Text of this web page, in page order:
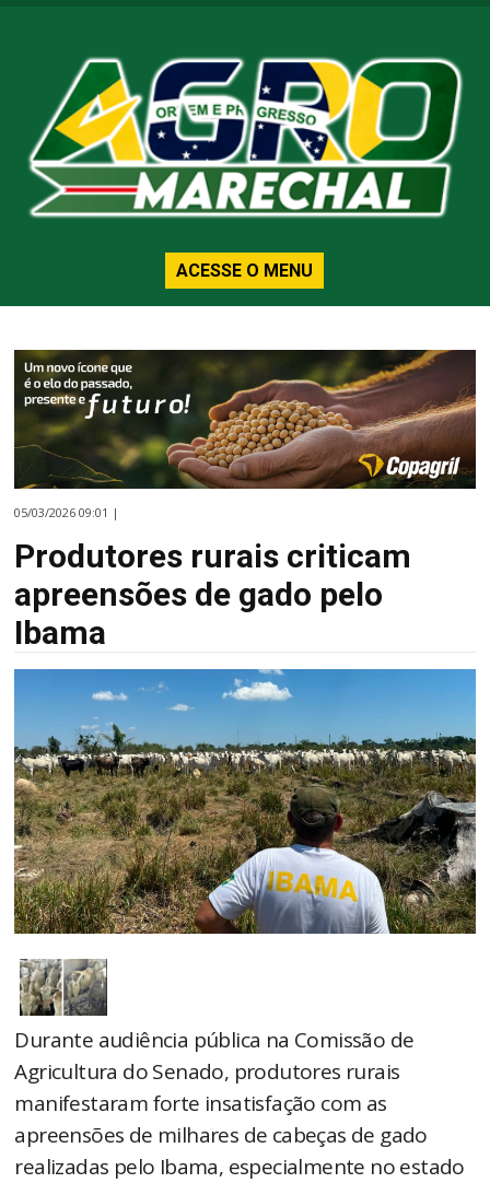
ACESSE O MENU
05/03/2026 09:01 |
Produtores rurais criticam
apreensões de gado pelo
Ibama
Durante audiência pública na Comissão de
Agricultura do Senado, produtores rurais
manifestaram forte insatisfação com as
apreensões de milhares de cabeças de gado
realizadas pelo Ibama, especialmente no estado